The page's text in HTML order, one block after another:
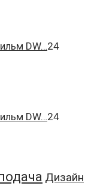
DW…24
DW…24
Дизайн